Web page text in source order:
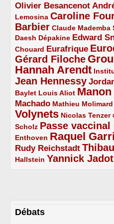
Olivier Besancenot
3/5
3/5
2/5
Lemosina
2/5 Caroline
4/5
Barbier
4/5 Claude Mademba
2/5
2/5
Daesh
2/5 Dépakine
2/5 Edward
3/5
1/5
Chouard
2/5 Eurafrique
3/5
4/5
2/5
Gérard Filoche
4/5
5/5
Hannah Arendt
5/5
2/5
4/5
Jean Hennessy
4/5
3/5
Baylet
2/5 Louis Aliot
2/5
5/5
Machado
3/5 Mathieu Molimard
2/5
1/5
Volynets
5/5 Nicolas Tenzer
2/5
1/5
Scholz
2/5 Passe vaccinal
4/5
2/5
Enthoven
2/5 Raquel
5/5
4/5
Rudy Reichstadt
3/5
4/5
2/5
Hallstein
2/5 Yannick Jadot
4/5
1/5
Débats